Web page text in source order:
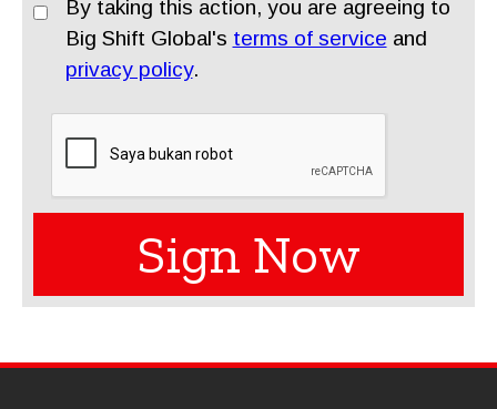
By taking this action, you are agreeing to
Big Shift Global's terms of service and
privacy policy.